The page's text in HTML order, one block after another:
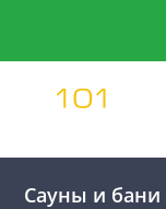
Сауны и бани